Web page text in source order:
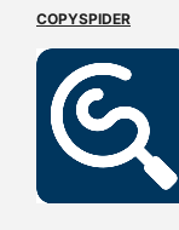
COPYSPIDER